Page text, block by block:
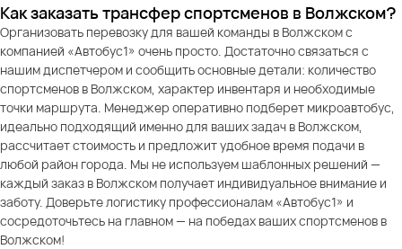
Как заказать трансфер спортсменов в Волжском?
Организовать перевозку для вашей команды в Волжском с
компанией «Автобус1» очень просто. Достаточно связаться с
нашим диспетчером и сообщить основные детали: количество
спортсменов в Волжском, характер инвентаря и необходимые
точки маршрута. Менеджер оперативно подберет микроавтобус,
идеально подходящий именно для ваших задач в Волжском,
рассчитает стоимость и предложит удобное время подачи в
любой район города. Мы не используем шаблонных решений —
каждый заказ в Волжском получает индивидуальное внимание и
заботу. Доверьте логистику профессионалам «Автобус1» и
сосредоточьтесь на главном — на победах ваших спортсменов в
Волжском!